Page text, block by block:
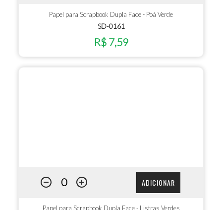
Papel para Scrapbook Dupla Face - Poá Verde
SD-0161
R$ 7,59
ADICIONAR
Papel para Scrapbook Dupla Face - Listras Verdes